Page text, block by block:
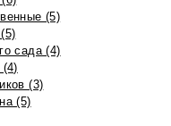
(5)
сада (4)
(4)
(3)
(5)